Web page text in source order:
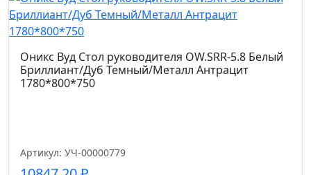
Оникс Вуд Стол руководителя OW.SRR-5.8 Белый
Бриллиант/Дуб Темный/Металл Антрацит
1780*800*750
Артикул: УЧ-00000779